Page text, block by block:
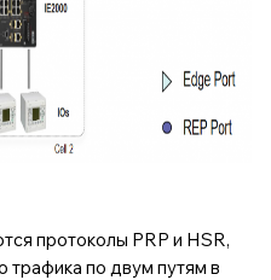
протоколы PRP и HSR,
по двум путям в